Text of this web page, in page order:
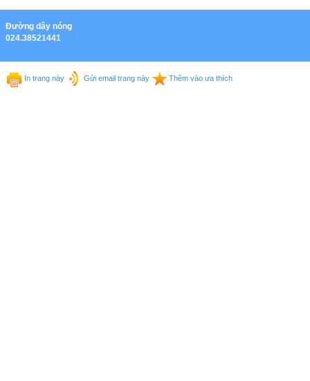
Ðường dây nóng
024.38521441
In trang này Gửi email trang này Thêm vào ưa thích